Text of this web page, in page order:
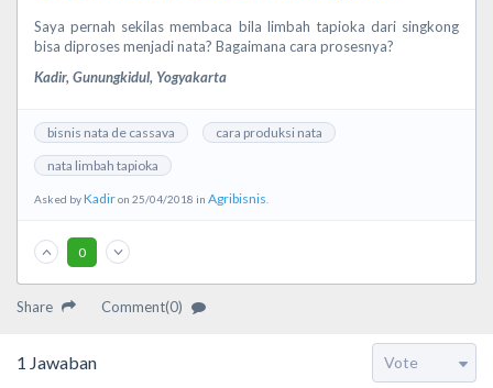
Saya pernah sekilas membaca bila limbah tapioka dari singkong
bisa diproses menjadi nata? Bagaimana cara prosesnya?
Kadir, Gunungkidul, Yogyakarta
bisnis nata de cassava
cara produksi nata
nata limbah tapioka
Asked byKadiron 25/04/2018 in Agribisnis
0
Share Comment(0)
1 Jawaban